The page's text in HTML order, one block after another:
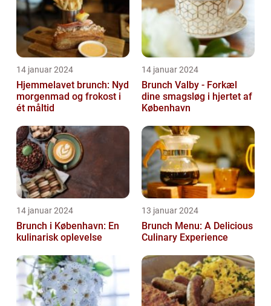
14 januar 2024
Hjemmelavet brunch: Nyd
morgenmad og frokost i
ét måltid
14 januar 2024
Brunch Valby - Forkæl
dine smagsløg i hjertet af
København
14 januar 2024
Brunch i København: En
kulinarisk oplevelse
13 januar 2024
Brunch Menu: A Delicious
Culinary Experience